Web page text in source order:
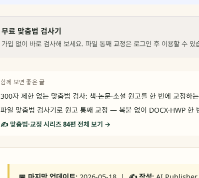
무료 맞춤법 검사기
가입 없이 바로 검사해 보세요. 파일 통째 교정은 로그인 후 이용할 수 있
함께 보면 좋은 글
300자 제한 없는 맞춤법 검사: 책·논문·소설 원고를 한 번에 교정하
파일 맞춤법 검사기로 원고 통째 교정 — 복붙 없이 DOCX·HWP 한
✍️ 맞춤법·교정 시리즈 84편 전체 보기 →